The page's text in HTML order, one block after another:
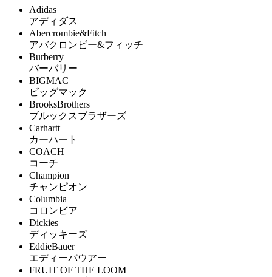
Adidas
アディダス
Abercrombie&Fitch
アバクロンビー&フィッチ
Burberry
バーバリー
BIGMAC
ビッグマック
BrooksBrothers
ブルックスブラザーズ
Carhartt
カーハート
COACH
コーチ
Champion
チャンピオン
Columbia
コロンビア
Dickies
ディッキーズ
EddieBauer
エディーバウアー
FRUIT OF THE LOOM